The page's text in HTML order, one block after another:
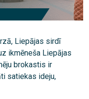
Liepājas sirdī
ikmēneša Liepājas
brokastis ir
satiekas ideju,